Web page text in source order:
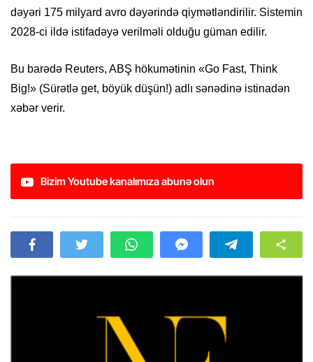
dəyəri 175 milyard avro dəyərində qiymətləndirilir. Sistemin
2028-ci ildə istifadəyə verilməli olduğu güman edilir.
Bu barədə Reuters, ABŞ hökumətinin «Go Fast, Think
Big!» (Sürətlə get, böyük düşün!) adlı sənədinə istinadən
xəbər verir.
Bizim Youtube kanalımıza abunə olun